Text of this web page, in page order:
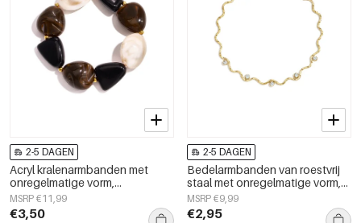
2-5 DAGEN
Acryl kralenarmbanden met
onregelmatige vorm,
eenvoudige, alledaagse serie,
damessieraden
MSRP €11,99
€3,50
2-5 DAGEN
Bedelarmbanden van roestvrij
staal met onregelmatige vorm,
eenvoudige, alledaagse serie,
damessieraden
MSRP €9,99
€2,95